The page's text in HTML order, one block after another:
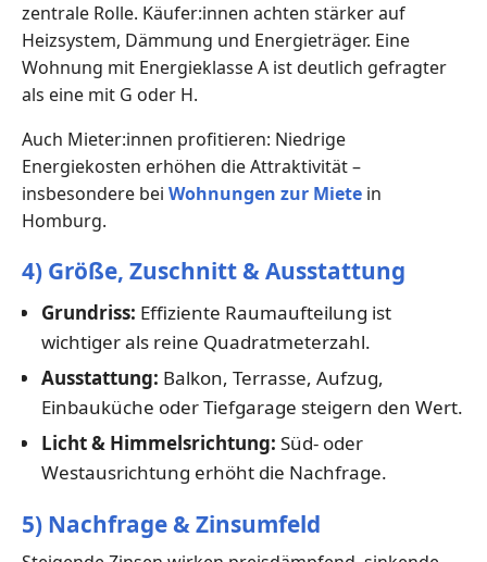
zentrale Rolle. Käufer:innen achten stärker auf
Heizsystem, Dämmung und Energieträger. Eine
Wohnung mit Energieklasse A ist deutlich gefragter
als eine mit G oder H.
Auch Mieter:innen profitieren: Niedrige
Energiekosten erhöhen die Attraktivität –
insbesondere bei Wohnungen zur Miete in
Homburg.
4) Größe, Zuschnitt & Ausstattung
Grundriss: Effiziente Raumaufteilung ist
wichtiger als reine Quadratmeterzahl.
Ausstattung: Balkon, Terrasse, Aufzug,
Einbauküche oder Tiefgarage steigern den Wert.
Licht & Himmelsrichtung: Süd- oder
Westausrichtung erhöht die Nachfrage.
5) Nachfrage & Zinsumfeld